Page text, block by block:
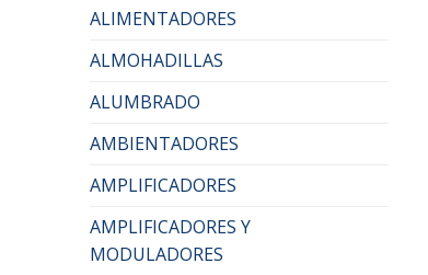
ALIMENTADORES
ALMOHADILLAS
ALUMBRADO
AMBIENTADORES
AMPLIFICADORES
AMPLIFICADORES Y
MODULADORES